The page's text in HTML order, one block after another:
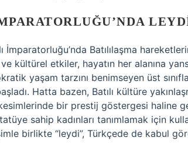
İmparatorluğu’nda Batılılaşma
kültürel etkiler, hayatın her alanına
yaşam tarzını benimseyen üst
Hatta bazen, Batılı kültüre
bir prestij göstergesi haline
sahip kadınları tanımlamak için
birlikte “leydi”, Türkçede de kabul